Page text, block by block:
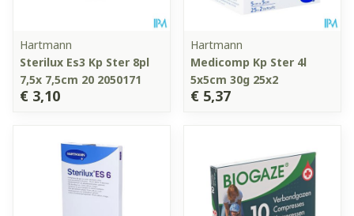
Hartmann
Sterilux Es3 Kp Ster 8pl
7,5x 7,5cm 20 2050171
€ 3,10
Hartmann
Medicomp Kp Ster 4l
5x5cm 30g 25x2
€ 5,37